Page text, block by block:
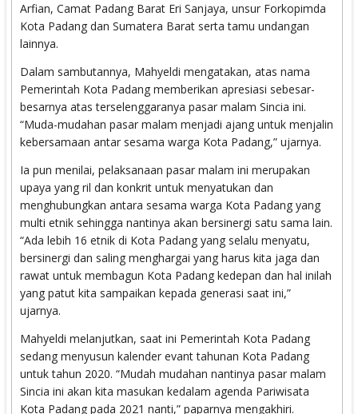
Arfian, Camat Padang Barat Eri Sanjaya, unsur Forkopimda
Kota Padang dan Sumatera Barat serta tamu undangan
lainnya.
Dalam sambutannya, Mahyeldi mengatakan, atas nama
Pemerintah Kota Padang memberikan apresiasi sebesar-
besarnya atas terselenggaranya pasar malam Sincia ini.
“Muda-mudahan pasar malam menjadi ajang untuk menjalin
kebersamaan antar sesama warga Kota Padang,” ujarnya.
Ia pun menilai, pelaksanaan pasar malam ini merupakan
upaya yang ril dan konkrit untuk menyatukan dan
menghubungkan antara sesama warga Kota Padang yang
multi etnik sehingga nantinya akan bersinergi satu sama lain.
“Ada lebih 16 etnik di Kota Padang yang selalu menyatu,
bersinergi dan saling menghargai yang harus kita jaga dan
rawat untuk membagun Kota Padang kedepan dan hal inilah
yang patut kita sampaikan kepada generasi saat ini,”
ujarnya.
Mahyeldi melanjutkan, saat ini Pemerintah Kota Padang
sedang menyusun kalender evant tahunan Kota Padang
untuk tahun 2020. “Mudah mudahan nantinya pasar malam
Sincia ini akan kita masukan kedalam agenda Pariwisata
Kota Padang pada 2021 nanti,” paparnya mengakhiri.